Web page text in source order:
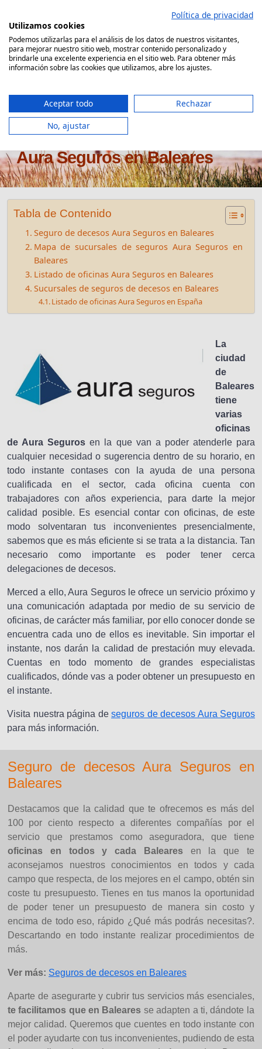
contenido
Comparador Seguro Decesos
Oficinas seguros de decesos
Aura Seguros en Baleares
Tabla de Contenido
Seguro de decesos Aura Seguros en Baleares
Mapa de sucursales de seguros Aura Seguros en
Baleares
Listado de oficinas Aura Seguros en Baleares
Sucursales de seguros de decesos en Baleares
Listado de oficinas Aura Seguros en España
La
ciudad
de
Baleares
tiene
varias
oficinas
de Aura Seguros en la que van a poder atenderle para
cualquier necesidad o sugerencia dentro de su horario, en
todo instante contases con la ayuda de una persona
cualificada en el sector, cada oficina cuenta con
trabajadores con años experiencia, para darte la mejor
calidad posible. Es esencial contar con oficinas, de este
modo solventaran tus inconvenientes presencialmente,
sabemos que es más eficiente si se trata a la distancia. Tan
necesario como importante es poder tener cerca
delegaciones de decesos.
Merced a ello, Aura Seguros le ofrece un servicio próximo y
una comunicación adaptada por medio de su servicio de
oficinas, de carácter más familiar, por ello conocer donde se
encuentra cada uno de ellos es inevitable. Sin importar el
instante, nos darán la calidad de prestación muy elevada.
Cuentas en todo momento de grandes especialistas
cualificados, dónde vas a poder obtener un presupuesto en
el instante.
Visita nuestra página de seguros de decesos Aura Seguros
para más información.
Seguro de decesos Aura Seguros en
Baleares
Destacamos que la calidad que te ofrecemos es más del
100 por ciento respecto a diferentes compañías por el
servicio que prestamos como aseguradora, que tiene
oficinas en todos y cada Balearesen la que te
aconsejamos nuestros conocimientos en todos y cada
campo que respecta, de los mejores en el campo, obtén sin
coste tu presupuesto. Tienes en tus manos la oportunidad
de poder tener un presupuesto de manera sin costo y
encima de todo eso, rápido ¿Qué más podrás necesitas?.
Descartando en todo instante realizar procedimientos de
más.
Ver más: Seguros de decesos en Baleares
Aparte de asegurarte y cubrir tus servicios más esenciales,
te facilitamos que en Baleares se adapten a ti, dándote la
mejor calidad. Queremos que cuentes en todo instante con
el poder ayudarte con tus inconvenientes, pudiendo de esta
Política de privacidad
Utilizamos cookies
Podemos utilizarlas para el análisis de los datos de nuestros visitantes,
para mejorar nuestro sitio web, mostrar contenido personalizado y
brindarle una excelente experiencia en el sitio web. Para obtener más
información sobre las cookies que utilizamos, abre los ajustes.
Aceptar todo
Rechazar
No, ajustar